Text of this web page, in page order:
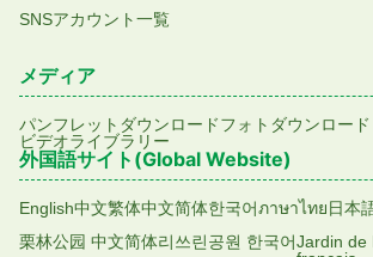
SNSアカウント一覧
メディア
パンフレットダウンロードフォトダウンロード
ビデオライブラリー
外国語サイト(Global Website)
English中文繁体中文简体한국어ภาษาไทย日本
栗林公园 中文简体리쓰린공원 한국어Jardin de